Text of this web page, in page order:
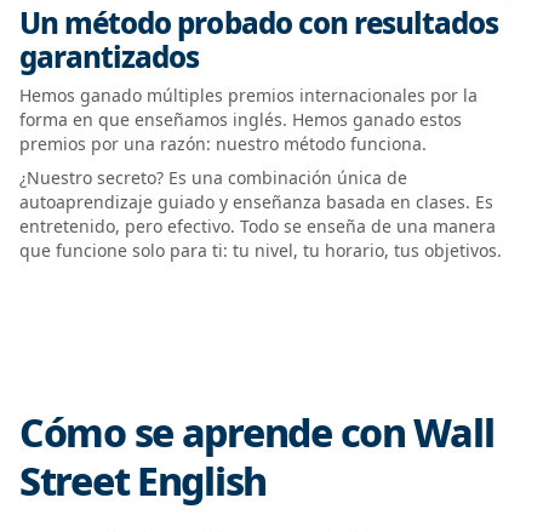
Un método probado con resultados
garantizados
Hemos ganado múltiples premios internacionales por la
forma en que enseñamos inglés. Hemos ganado estos
premios por una razón: nuestro método funciona.
¿Nuestro secreto? Es una combinación única de
autoaprendizaje guiado y enseñanza basada en clases. Es
entretenido, pero efectivo. Todo se enseña de una manera
que funcione solo para ti: tu nivel, tu horario, tus objetivos.
Cómo se aprende con Wall
Street English